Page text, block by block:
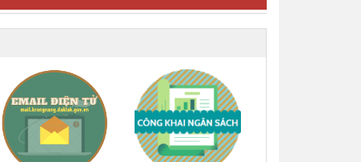
(27/11/2025, 00:00)
(27/11/2025, 00:00)
Các nghị quyết thông qua tại Kỳ
họp chuyên đề thứ 8 HĐND Xã